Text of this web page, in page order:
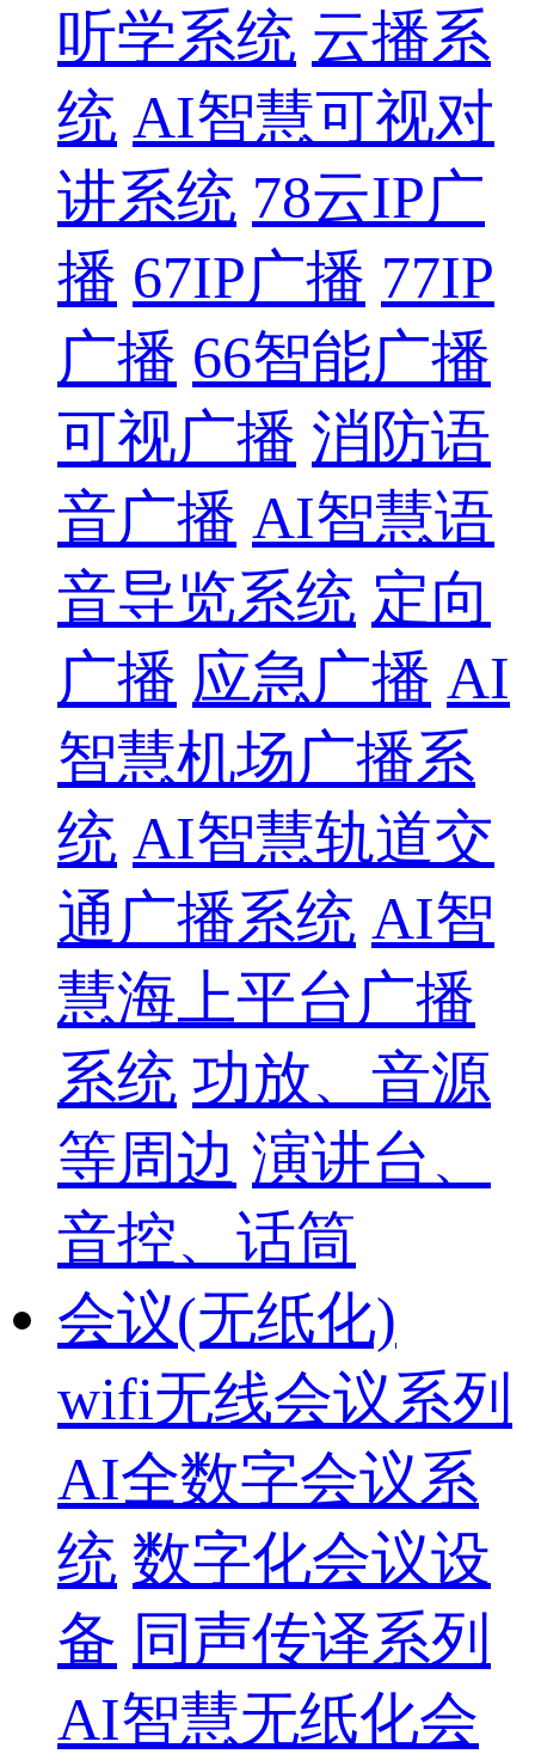
听学系统 云播系
统 AI智慧可视对
讲系统 78云IP广
播 67IP广播 77IP
广播 66智能广播
可视广播 消防语
音广播 AI智慧语
音导览系统 定向
广播 应急广播 AI
智慧机场广播系
统 AI智慧轨道交
通广播系统 AI智
慧海上平台广播
系统 功放、音源
等周边 演讲台、
音控、话筒
会议(无纸化)
wifi无线会议系列
AI全数字会议系
统 数字化会议设
备 同声传译系列
AI智慧无纸化会